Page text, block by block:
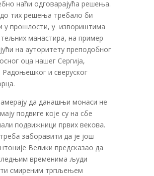
наћи одговарајућа решења.
тих решења требало би
у прошлости, у извориштима
манастира, на пример
на ауторитету преподобног
оца нашег Сергија,
Радоњешког и сверуског
да данашњи монаси не
подвиге које су на сбе
подвижници првих векова.
заборавити да је још
Велики предсказао да
временима људи
смиреним трпљењем